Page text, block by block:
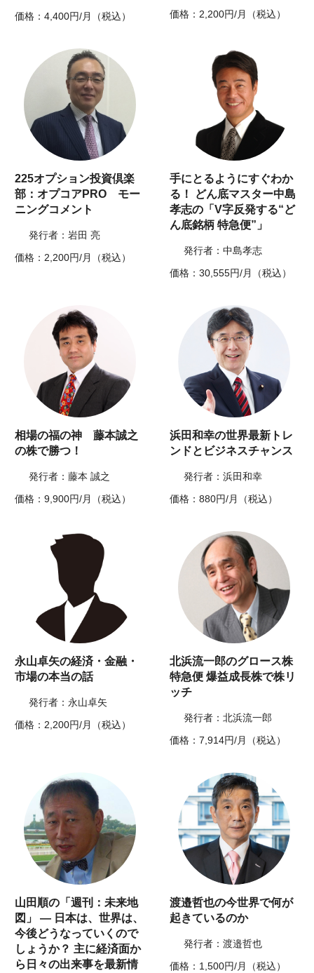
価格：4,400円/月（税込） 価格：2,200円/月（税込）
225オプション投資倶楽
部：オプコアPRO モー
ニングコメント
発行者：岩田 亮
価格：2,200円/月（税込）
手にとるようにすぐわか
る！ どん底マスター中島
孝志の「V字反発する“ど
ん底銘柄 特急便”」
発行者：中島孝志
価格：30,555円/月（税込）
相場の福の神 藤本誠之
の株で勝つ！
発行者：藤本 誠之
価格：9,900円/月（税込）
浜田和幸の世界最新トレ
ンドとビジネスチャンス
発行者：浜田和幸
価格：880円/月（税込）
永山卓矢の経済・金融・
市場の本当の話
発行者：永山卓矢
価格：2,200円/月（税込）
北浜流一郎のグロース株
特急便 爆益成長株で株リ
ッチ
発行者：北浜流一郎
価格：7,914円/月（税込）
山田順の「週刊：未来地
図」 ― 日本は、世界は、
今後どうなっていくので
しょうか？ 主に経済面か
ら日々の出来事を最新情
渡邉哲也の今世界で何が
起きているのか
発行者：渡邉哲也
価格：1,500円/月（税込）